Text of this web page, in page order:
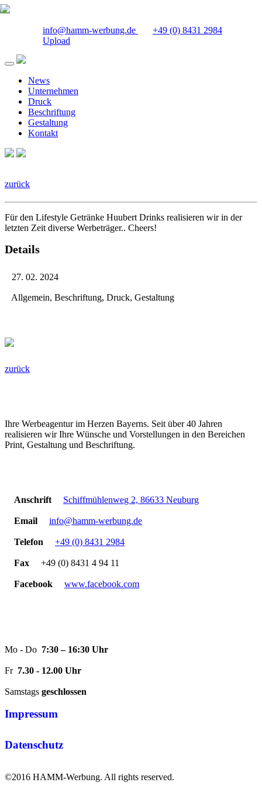
info@hamm-werbung.de
+49 (0) 8431 2984
Upload
News
Unternehmen
Druck
Beschriftung
Gestaltung
Kontakt
zurück
Für den Lifestyle Getränke Huubert Drinks realisieren wir in der
letzten Zeit diverse Werbeträger.. Cheers!
Details
27. 02. 2024
Allgemein, Beschriftung, Druck, Gestaltung
zurück
Ihre Werbeagentur im Herzen Bayerns. Seit über 40 Jahren
realisieren wir Ihre Wünsche und Vorstellungen in den Bereichen
Print, Gestaltung und Beschriftung.
Anschrift Schiffmühlenweg 2, 86633 Neuburg
Email info@hamm-werbung.de
Telefon +49 (0) 8431 2984
Fax +49 (0) 8431 4 94 11
Facebook www.facebook.com
Mo - Do 7:30 – 16:30 Uhr
Fr 7.30 - 12.00 Uhr
Samstags geschlossen
Impressum
Datenschutz
©2016 HAMM-Werbung. All rights reserved.